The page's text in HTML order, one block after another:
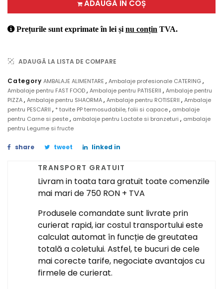
ADAUGĂ ÎN COȘ
Prețurile sunt exprimate în lei și nu conțin TVA.
ADAUGĂ LA LISTA DE COMPARE
CategoryAMBALAJE ALIMENTARE,Ambalaje profesionale CATERING,
Ambalaje pentru FAST FOOD, Ambalaje pentru PATISERII , Ambalaje pentru
PIZZA, Ambalaje pentru SHAORMA, Ambalaje pentru ROTISERII , Ambalaje
pentru PESCARII , * tavite PP termosudabile, folii si capace, ambalaje
pentru Carne si peste, ambalaje pentru Lactate si branzeturi , ambalaje
pentru Legume si fructe
share tweet linked in
TRANSPORT GRATUIT
Livram in toata tara gratuit toate comenzile
mai mari de 750 RON + TVA
Produsele comandate sunt livrate prin
curierat rapid, iar costul transportului este
calculat automat în funcție de greutatea
totală a coletului. Astfel, te bucuri de cele
mai corecte tarife, negociate avantajos cu
firmele de curierat.